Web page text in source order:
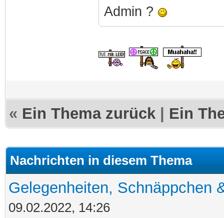
Admin ?
« Ein Thema zurück Ein
Nachrichten in diesem Thema
Gelegenheiten, Schnäppchen
09.02.2022, 14:26